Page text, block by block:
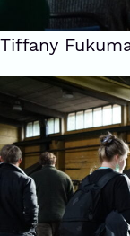
Tiffany